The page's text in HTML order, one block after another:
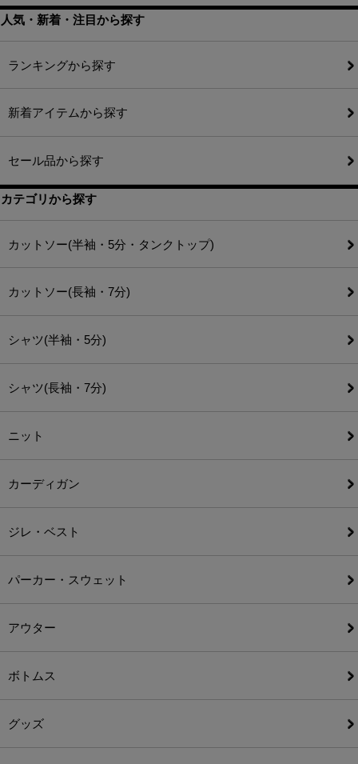
人気・新着・注目から探す
ランキングから探す
新着アイテムから探す
セール品から探す
カテゴリから探す
カットソー(半袖・5分・タンクトップ)
カットソー(長袖・7分)
シャツ(半袖・5分)
シャツ(長袖・7分)
ニット
カーディガン
ジレ・ベスト
パーカー・スウェット
アウター
ボトムス
グッズ